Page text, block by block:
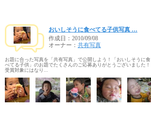
おいしそうに食べてる子供写真 …
作成日： 2010/09/08
オーナー： 共有写真
お題に合った写真を「共有写真」で公開しよう！「おいしそうに食
べてる子供」のお題でたくさんのご応募ありがとうございました！
受賞対象にはなり...